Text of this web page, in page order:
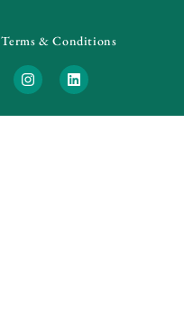
Terms & Conditions